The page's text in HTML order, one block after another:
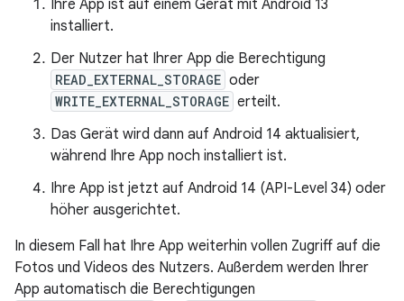
Ihre App ist auf einem Gerät mit Android 13
installiert.
Der Nutzer hat Ihrer App die Berechtigung
READ_EXTERNAL_STORAGE oder
WRITE_EXTERNAL_STORAGE erteilt.
Das Gerät wird dann auf Android 14 aktualisiert,
während Ihre App noch installiert ist.
Ihre App ist jetzt auf Android 14 (API-Level 34) oder
höher ausgerichtet.
In diesem Fall hat Ihre App weiterhin vollen Zugriff auf die
Fotos und Videos des Nutzers. Außerdem werden Ihrer
App automatisch die Berechtigungen